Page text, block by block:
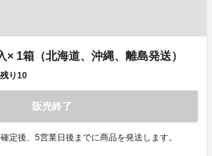
× 1箱（北海道、沖縄、離島発送）
残り10
販売終了
定後、5営業日後までに商品を発送します。